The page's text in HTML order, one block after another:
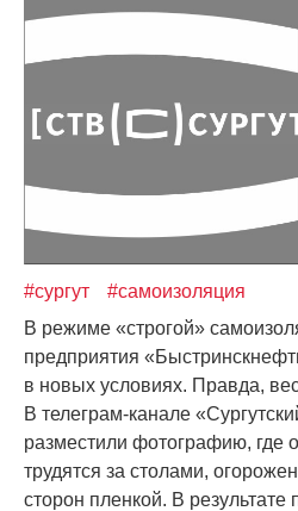
#сургут
#самоизоляция
В режиме «строгой»
предприятия
в новых условиях. Правда,
В телеграм-канале
разместили фотографию, где
трудятся за столами,
сторон пленкой. В результате